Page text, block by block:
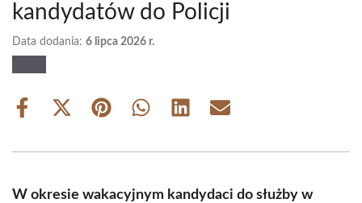
kandydatów do Policji
Data dodania: 6 lipca 2026 r.
Share
Share
(Twitter)
Share Share Share Share
W okresie wakacyjnym kandydaci do służby w